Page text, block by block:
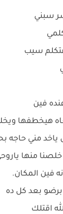
سبني
سيب
فين
هيخطفها
مني حاجه
منها
فين المكان.
برضو بعد كل ده
اقتلك